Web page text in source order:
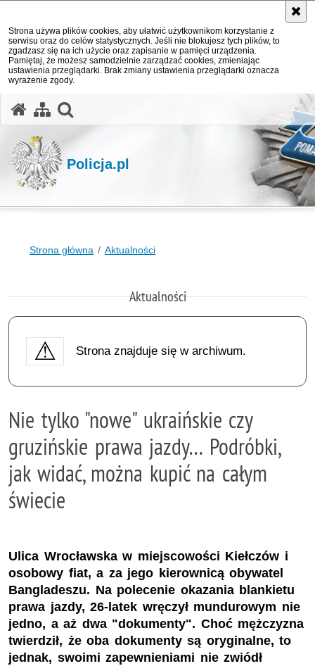
Strona używa plików cookies, aby ułatwić użytkownikom korzystanie z
serwisu oraz do celów statystycznych. Jeśli nie blokujesz tych plików, to
zgadzasz się na ich użycie oraz zapisanie w pamięci urządzenia.
Pamiętaj, że możesz samodzielnie zarządzać cookies, zmieniając
ustawienia przeglądarki. Brak zmiany ustawienia przeglądarki oznacza
wyrażenie zgody.
Policja.pl
Strona główna Aktualności
Aktualności
Strona znajduje się w archiwum.
Nie tylko "nowe" ukraińskie czy
gruzińskie prawa jazdy… Podróbki,
jak widać, można kupić na całym
świecie
Ulica Wrocławska w miejscowości Kiełczów i
osobowy fiat, a za jego kierownicą obywatel
Bangladeszu. Na polecenie okazania blankietu
prawa jazdy, 26-latek wręczył mundurowym nie
jedno, a aż dwa "dokumenty". Choć mężczyzna
twierdził, że oba dokumenty są oryginalne, to
jednak, swoimi zapewnieniami nie zwiódł